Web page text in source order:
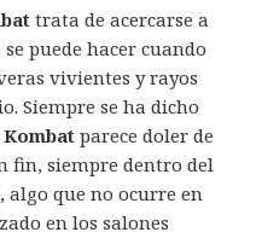
trata de acercarse a
puede hacer cuando
vivientes y rayos
Siempre se ha dicho
parece doler de
fin, siempre dentro del
que no ocurre en
en los salones